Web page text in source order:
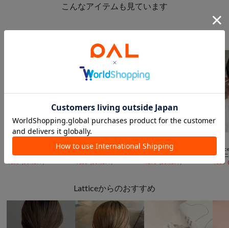
こんなアイテムも見ています

フラワーヘアカフ

Lattice
レースリボンクリップセット(2P)
SALE
Lattice
キルティングシュシュ
ラメ
330
Latticeからのおすすめ